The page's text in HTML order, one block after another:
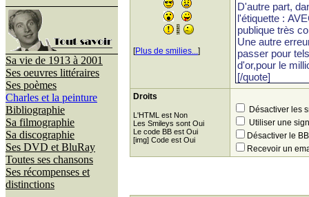
Sa vie de 1913 à 2001
Ses oeuvres littéraires
Ses poèmes
Charles et la peinture
Bibliographie
Sa filmographie
Sa discographie
Ses DVD et BluRay
Toutes ses chansons
Ses récompenses et
distinctions
[Plus de smilies...]
Droits
L'HTML est Non
Les Smileys sont Oui
Le code BB est Oui
[img] Code est Oui
Désactiver les
Utiliser une
Désactiver le
Recevoir un